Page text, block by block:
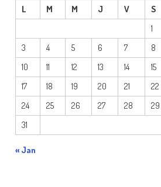
L
M M J V S
1
3
4 5 6 7 8
10
11 12 13 14 15
17
18 19 20 21 22
24
25 26 27 28 29
31
« Jan